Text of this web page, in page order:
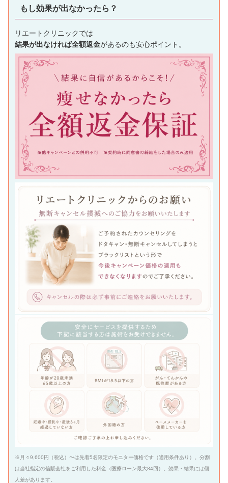
もし効果が出なかったら？
リエートクリニックでは
結果が出なければ全額返金があるのも安心ポイント。
※月々9,600円（税込）〜は先着5名限定のモニター価格です（適用条件あり）。分割
は当社指定の信販会社をご利用した料金（医療ローン最大84回）。効果・結果には個
人差があります。